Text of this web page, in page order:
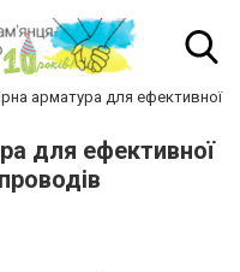
арматура для ефективної
для ефективної